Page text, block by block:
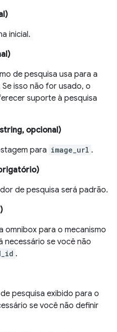
inicial.
de pesquisa usa para a
isso não for usado, o
suporte à pesquisa
opcional)
para image_url .
de pesquisa será padrão.
omnibox para o mecanismo
necessário se você não
.
pesquisa exibido para o
se você não definir